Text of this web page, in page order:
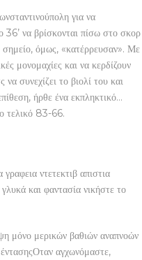
για να
36’ να βρίσκονται πίσω στο σκορ
όμως, «κατέρρευσαν». Με
μονομαχίες και να κερδίζουν
συνεχίζει το βιολί του και
ήρθε ένα εκπληκτικό…
τελικό 83-66.
γραφεια ντετεκτιβ απιστια
και φαντασία νικήστε το
μόνο μερικών βαθιών αναπνοών
αγχωνόμαστε,